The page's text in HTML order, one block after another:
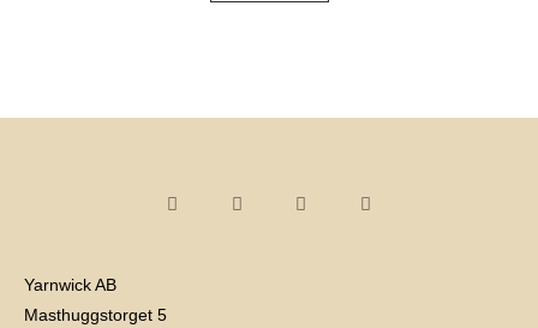
Yarnwick AB
Masthuggstorget 5